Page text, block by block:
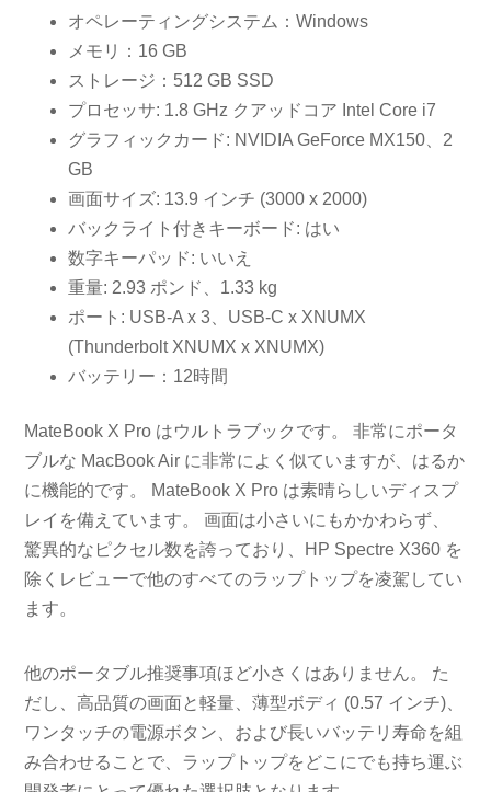
オペレーティングシステム：Windows
メモリ：16 GB
ストレージ：512 GB SSD
プロセッサ: 1.8 GHz クアッドコア Intel Core i7
グラフィックカード: NVIDIA GeForce MX150、2
GB
画面サイズ: 13.9 インチ (3000 x 2000)
バックライト付きキーボード: はい
数字キーパッド: いいえ
重量: 2.93 ポンド、1.33 kg
ポート: USB-A x 3、USB-C x XNUMX
(Thunderbolt XNUMX x XNUMX)
バッテリー：12時間
MateBook X Pro はウルトラブックです。 非常にポータ
ブルな MacBook Air に非常によく似ていますが、はるか
に機能的です。 MateBook X Pro は素晴らしいディスプ
レイを備えています。 画面は小さいにもかかわらず、
驚異的なピクセル数を誇っており、HP Spectre X360 を
除くレビューで他のすべてのラップトップを凌駕してい
ます。
他のポータブル推奨事項ほど小さくはありません。 た
だし、高品質の画面と軽量、薄型ボディ (0.57 インチ)、
ワンタッチの電源ボタン、および長いバッテリ寿命を組
み合わせることで、ラップトップをどこにでも持ち運ぶ